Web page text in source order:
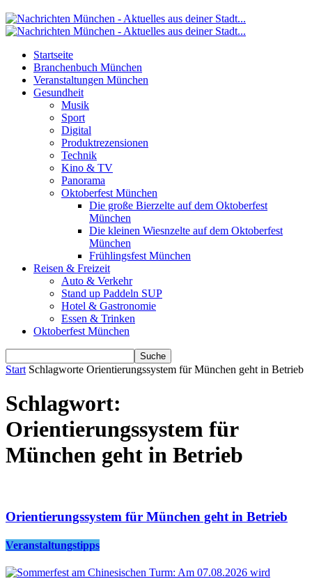
Startseite
Branchenbuch München
Veranstaltungen München
Gesundheit
Musik
Sport
Digital
Produktrezensionen
Technik
Kino & TV
Panorama
Oktoberfest München
Die große Bierzelte auf dem Oktoberfest
München
Die kleinen Wiesnzelte auf dem Oktoberfest
München
Frühlingsfest München
Reisen & Freizeit
Auto & Verkehr
Stand up Paddeln SUP
Hotel & Gastronomie
Essen & Trinken
Oktoberfest München
Start Schlagworte Orientierungssystem für München geht in Betrieb
Schlagwort:
Orientierungssystem für
München geht in Betrieb
Orientierungssystem für München geht in Betrieb
Veranstaltungstipps